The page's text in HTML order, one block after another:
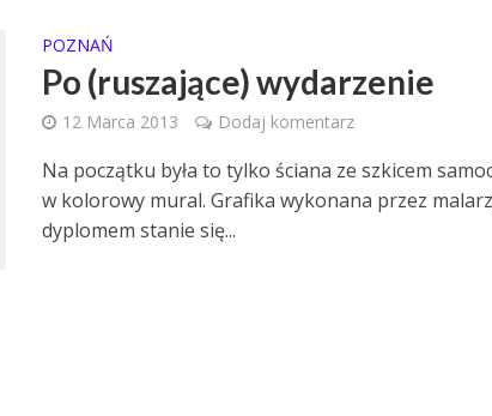
POZNAŃ
Po (ruszające) wydarzenie
12 Marca 2013 Dodaj komentarz
Na początku była to tylko ściana ze szkicem
w kolorowy mural. Grafika wykonana przez
dyplomem stanie się...